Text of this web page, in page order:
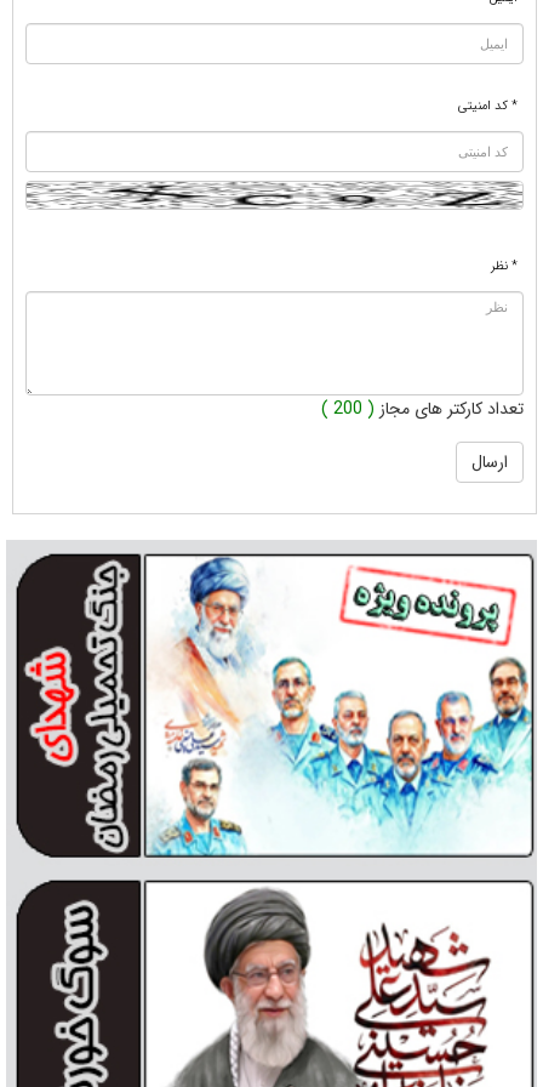
* کد امنیتی
* نظر
تعداد کارکتر های مجاز ( 200 )